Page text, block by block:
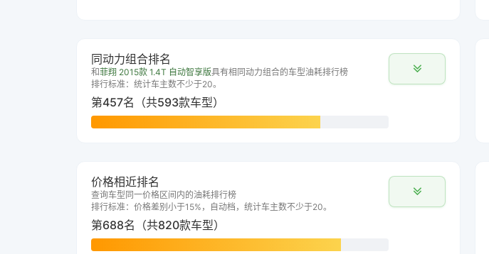
同动力组合排名
和菲翔 2015款 1.4T 自动智享版具有相同动力组合的车型油耗排行榜
排行标准：统计车主数不少于20。
第457名（共593款车型）
价格相近排名
查询车型同一价格区间内的油耗排行榜
排行标准：价格差别小于15%，自动档，统计车主数不少于20。
第688名（共820款车型）